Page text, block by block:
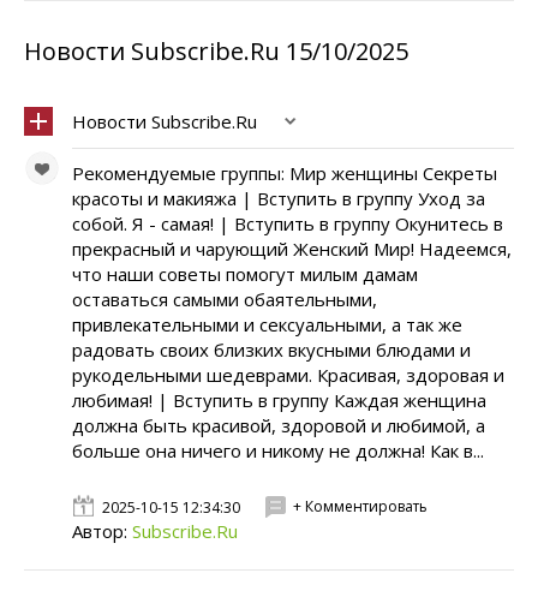
Новости Subscribe.Ru 15/10/2025
Новости Subscribe.Ru
Рекомендуемые группы: Мир женщины Секреты
красоты и макияжа | Вступить в группу Уход за
собой. Я - самая! | Вступить в группу Окунитесь в
прекрасный и чарующий Женский Мир! Надеемся,
что наши советы помогут милым дамам
оставаться самыми обаятельными,
привлекательными и сексуальными, а так же
радовать своих близких вкусными блюдами и
рукодельными шедеврами. Красивая, здоровая и
любимая! | Вступить в группу Каждая женщина
должна быть красивой, здоровой и любимой, а
больше она ничего и никому не должна! Как в...
2025-10-15 12:34:30 + Комментировать
Автор: Subscribe.Ru